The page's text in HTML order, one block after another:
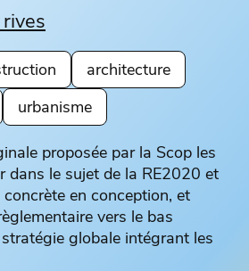
architecture
urbanisme
proposée par la Scop les
dans le sujet de la RE2020 et
en conception, et
vers le bas
globale intégrant les